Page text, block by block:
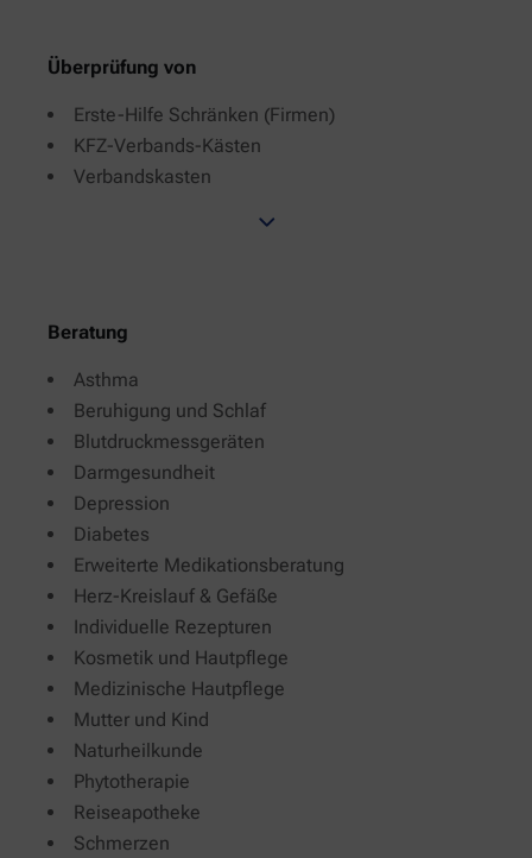
Überprüfung von
Erste-Hilfe Schränken (Firmen)
KFZ-Verbands-Kästen
Verbandskasten
Beratung
Asthma
Beruhigung und Schlaf
Blutdruckmessgeräten
Darmgesundheit
Depression
Diabetes
Erweiterte Medikationsberatung
Herz-Kreislauf & Gefäße
Individuelle Rezepturen
Kosmetik und Hautpflege
Medizinische Hautpflege
Mutter und Kind
Naturheilkunde
Phytotherapie
Reiseapotheke
Schmerzen